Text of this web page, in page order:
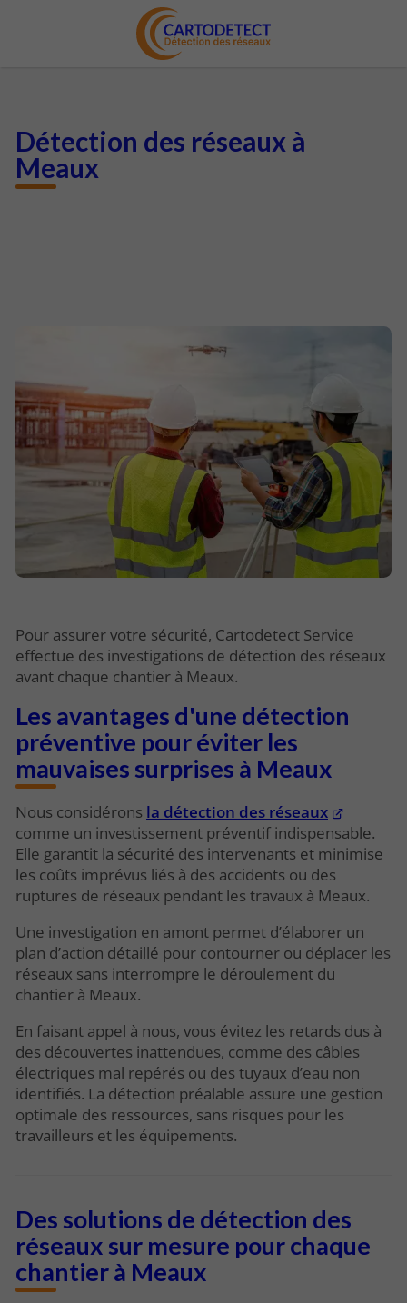
Détection des réseaux à
Meaux
Pour assurer votre sécurité, Cartodetect Service
effectue des investigations de détection des réseaux
avant chaque chantier à Meaux.
Les avantages d'une détection
préventive pour éviter les
mauvaises surprises à Meaux
Nous considérons la détection des réseaux
comme un investissement préventif indispensable.
Elle garantit la sécurité des intervenants et minimise
les coûts imprévus liés à des accidents ou des
ruptures de réseaux pendant les travaux à Meaux.
Une investigation en amont permet d’élaborer un
plan d’action détaillé pour contourner ou déplacer les
réseaux sans interrompre le déroulement du
chantier à Meaux.
En faisant appel à nous, vous évitez les retards dus à
des découvertes inattendues, comme des câbles
électriques mal repérés ou des tuyaux d’eau non
identifiés. La détection préalable assure une gestion
optimale des ressources, sans risques pour les
travailleurs et les équipements.
Des solutions de détection des
réseaux sur mesure pour chaque
chantier à Meaux